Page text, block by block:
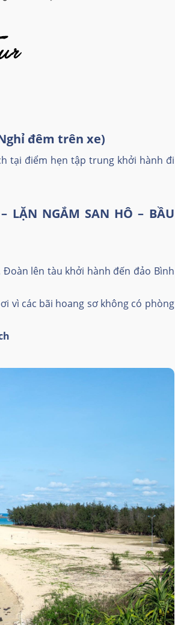
đêm trên xe)
tại điểm hẹn tập trung khởi hành đi
LẶN NGẮM SAN HÔ – BẦU
Đoàn lên tàu khởi hành đến đảo Bình
vì các bãi hoang sơ không có phòng